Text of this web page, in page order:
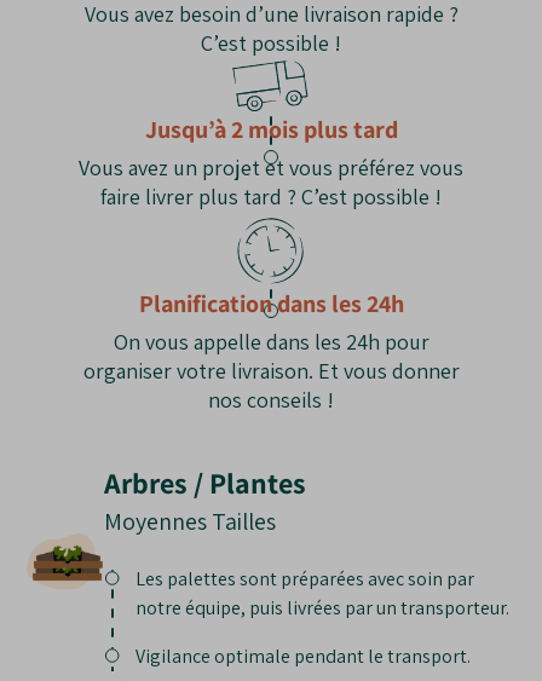
une fois établi.
Les Inconvénients du Sophora Pleureur en
Croissance lente
: Mise en valeur
progressive.
Fragilité du bois : Peut casser sous poids de
Floraison discrète : Moins spectaculaire que
d’autres espèces.
Vous avez besoin d’une livraison rapide ?
C’est possible !
Jusqu’à 2 mois plus tard
Vous avez un projet et vous préférez vous
faire livrer plus tard ? C’est possible !
Planification dans les 24h
On vous appelle dans les 24h pour
organiser votre livraison. Et vous donner
nos conseils !
Arbres / Plantes
Moyennes Tailles
Les palettes sont préparées avec soin par
notre équipe, puis livrées par un transporteur.
Vigilance optimale pendant le transport.